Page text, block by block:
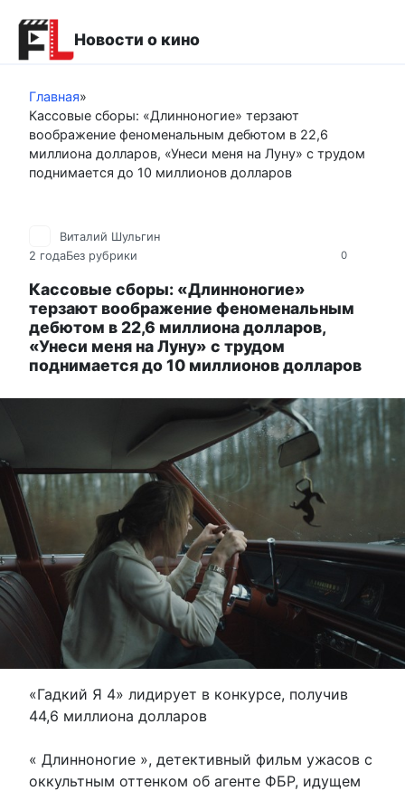
контенту
Новости о кино
Главная»
Кассовые сборы: «Длинноногие» терзают
воображение феноменальным дебютом в 22,6
миллиона долларов, «Унеси меня на Луну» с трудом
поднимается до 10 миллионов долларов
0
Виталий Шульгин
2 годаБез рубрики
Кассовые сборы: «Длинноногие»
терзают воображение феноменальным
дебютом в 22,6 миллиона долларов,
«Унеси меня на Луну» с трудом
поднимается до 10 миллионов долларов
«Гадкий Я 4» лидирует в конкурсе, получив
44,6 миллиона долларов
« Длинноногие », детективный фильм ужасов с
оккультным оттенком об агенте ФБР, идущем